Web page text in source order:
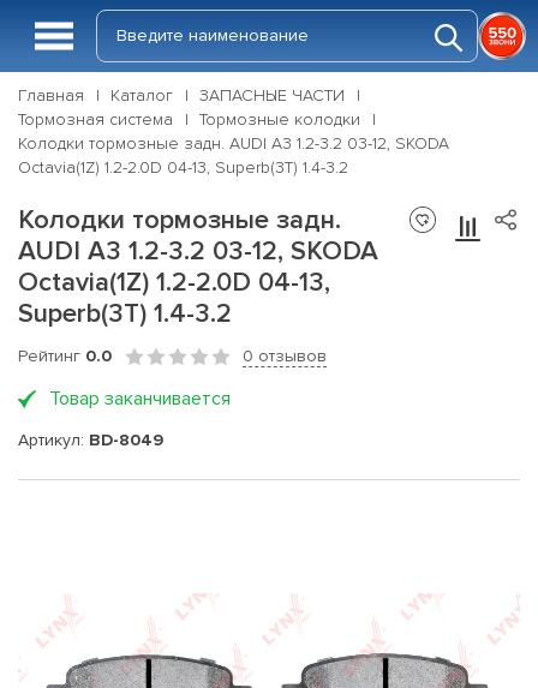
Главная Каталог
ЗАПАСНЫЕ ЧАСТИ
Тормозная система
Тормозные колодки
Колодки тормозные задн. AUDI A3 1.2-3.2 03-12, SKODA
Octavia(1Z) 1.2-2.0D 04-13, Superb(3T) 1.4-3.2
Колодки тормозные задн.
AUDI A3 1.2-3.2 03-12, SKODA
Octavia(1Z) 1.2-2.0D 04-13,
Superb(3T) 1.4-3.2
Рейтинг 0.0 0 отзывов
Товар заканчивается
Артикул: BD-8049